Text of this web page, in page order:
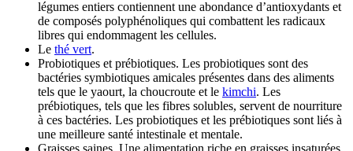
légumes entiers contiennent une abondance d’antioxydants et
de composés polyphénoliques qui combattent les radicaux
libres qui endommagent les cellules.
Le thé vert.
Probiotiques et prébiotiques. Les probiotiques sont des
bactéries symbiotiques amicales présentes dans des aliments
tels que le yaourt, la choucroute et le kimchi. Les
prébiotiques, tels que les fibres solubles, servent de nourriture
à ces bactéries. Les probiotiques et les prébiotiques sont liés à
une meilleure santé intestinale et mentale.
Graisses saines. Une alimentation riche en graisses insaturées